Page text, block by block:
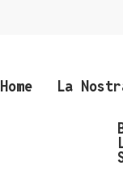
Home La